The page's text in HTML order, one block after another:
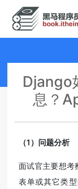
Django
息？
（1）问题分析
面试官主要想考
表单或其它类